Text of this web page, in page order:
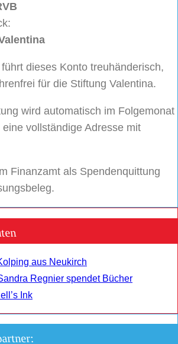
führt dieses Konto treuhänderisch,
für die Stiftung Valentina.
wird automatisch im Folgemonat
vollständige Adresse mit
Finanzamt als Spendenquittung
aus Neukirch
Regnier spendet Bücher
Ink